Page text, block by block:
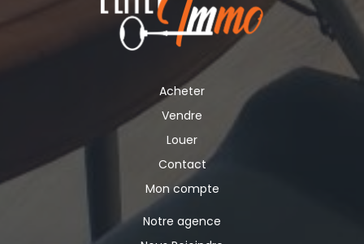
Acheter
Vendre
Louer
Contact
Mon compte
Notre agence